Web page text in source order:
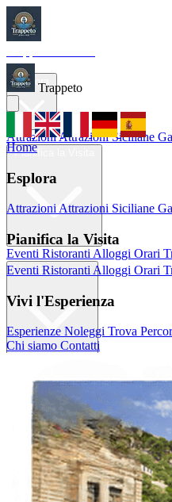
Home
AttrazioniAttrazioni Siciliane
Eventi Ristoranti Alloggi Orari
Chi siamoContatti
Italiano English
Menu
Trappeto
Home
Esplora
AttrazioniAttrazioni Siciliane
Pianifica la Visita
Eventi Ristoranti Alloggi Orari
Vivi l'Esperienza
Esperienze Noleggi Trova
Chi siamo Contatti